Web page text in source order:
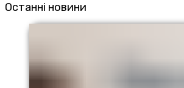
Останні новини